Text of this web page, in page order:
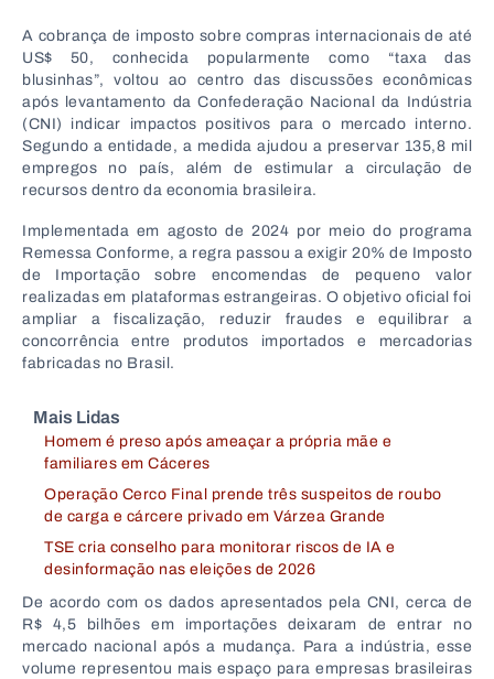
A cobrança de imposto sobre compras internacionais de até
US$ 50, conhecida popularmente como “taxa das
blusinhas”, voltou ao centro das discussões econômicas
após levantamento da Confederação Nacional da Indústria
(CNI) indicar impactos positivos para o mercado interno.
Segundo a entidade, a medida ajudou a preservar 135,8 mil
empregos no país, além de estimular a circulação de
recursos dentro da economia brasileira.
Implementada em agosto de 2024 por meio do programa
Remessa Conforme, a regra passou a exigir 20% de Imposto
de Importação sobre encomendas de pequeno valor
realizadas em plataformas estrangeiras. O objetivo oficial foi
ampliar a fiscalização, reduzir fraudes e equilibrar a
concorrência entre produtos importados e mercadorias
fabricadas no Brasil.
Mais Lidas
Homem é preso após ameaçar a própria mãe e
familiares em Cáceres
Operação Cerco Final prende três suspeitos de roubo
de carga e cárcere privado em Várzea Grande
TSE cria conselho para monitorar riscos de IA e
desinformação nas eleições de 2026
De acordo com os dados apresentados pela CNI, cerca de
R$ 4,5 bilhões em importações deixaram de entrar no
mercado nacional após a mudança. Para a indústria, esse
volume representou mais espaço para empresas brasileiras